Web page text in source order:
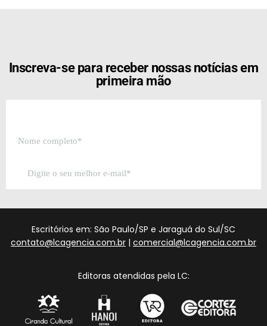
Inscreva-se para receber nossas notícias em
primeira mão
Escritórios em: São Paulo/SP e Jaraguá do Sul/SC
contato@lcagencia.com.br | comercial@lcagencia.com.br
Editoras atendidas pela LC: